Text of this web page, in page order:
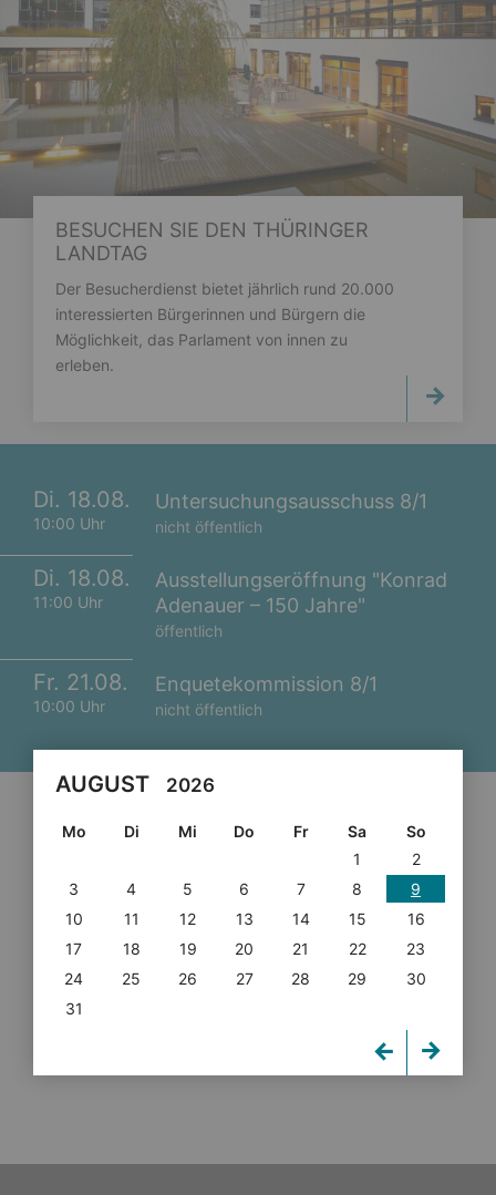
BESUCHEN SIE DEN THÜRINGER
LANDTAG
Der Besucherdienst bietet jährlich rund 20.000
interessierten Bürgerinnen und Bürgern die
Möglichkeit, das Parlament von innen zu
erleben.
Di. 18.08.
10:00 Uhr
Untersuchungsausschuss 8/1
nicht öffentlich
Di. 18.08.
11:00 Uhr
Ausstellungseröffnung "Konrad
Adenauer – 150 Jahre"
öffentlich
Fr. 21.08.
10:00 Uhr
Enquetekommission 8/1
nicht öffentlich
AUGUST 2026
Mo Di Mi Do Fr Sa
So
1
2
3
4 5 6 7 8
9
10
11 12 13 14 15
16
17
18 19 20 21 22
23
24
25 26 27 28 29
30
31